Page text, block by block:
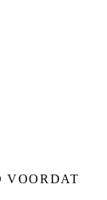
VOORDAT